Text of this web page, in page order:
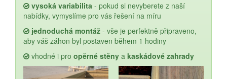
vysoká variabilita - pokud si nevyberete z naší
nabídky, vymyslíme pro vás řešení na míru
jednoduchá montáž - vše je perfektně připraveno,
aby váš záhon byl postaven během 1 hodiny
vhodné i pro opěrné stěny a kaskádové zahrady